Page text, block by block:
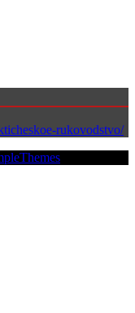
rukovodstvo/